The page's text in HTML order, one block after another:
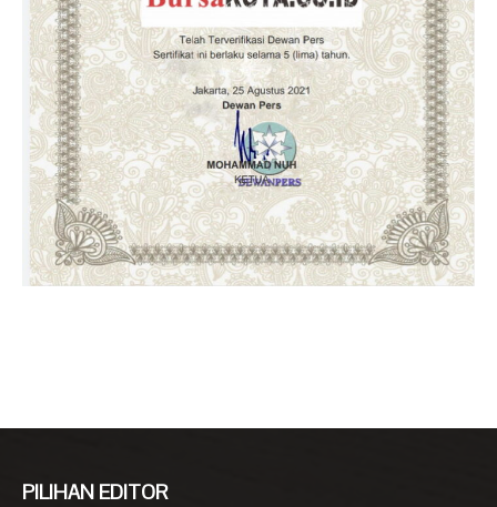
PILIHAN EDITOR